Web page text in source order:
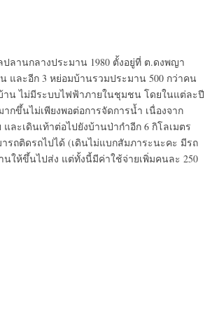
ลานกลางประมาน 1980 ตั้งอยู่ที่ ต.ดงพญา
และอีก 3 หย่อมบ้านรวมประมาน 500 กว่าคน
าน ไม่มีระบบไฟฟ้าภายในชุมชน โดยในแต่ละปี
ขึ้นไม่เพียงพอต่อการจัดการน้ำ เนื่องจาก
ละเดินเท้าต่อไปยังบ้านป่ากำอีก 6 กิโลเมตร
รถติดรถไปได้ (เดินไม่แบกสัมภาระ​นะคะ มีรถ
นให้ขึ้นไปส่ง แต่ทั้งนี้มีค่าใช้จ่ายเพิ่มคนละ 250